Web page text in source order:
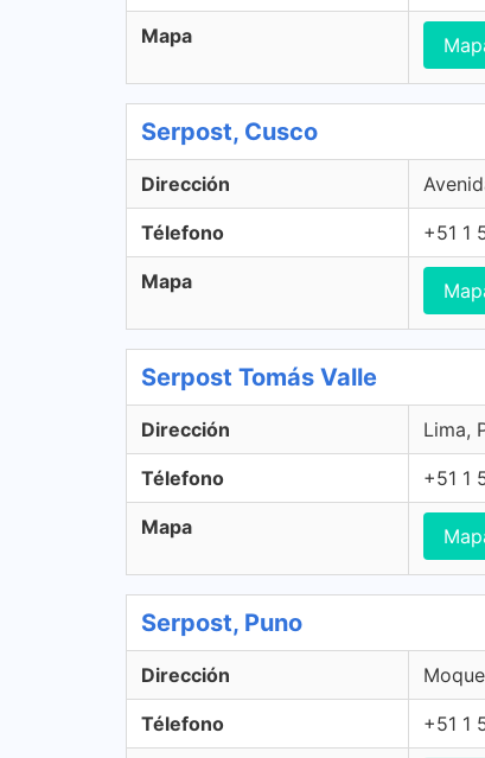
Mapa
Serpost, Cusco
Dirección
Télefono +51 1
Mapa
Serpost Tomás Valle
Dirección Lima,
Télefono +51 1
Mapa
Serpost, Puno
Dirección
Télefono +51 1